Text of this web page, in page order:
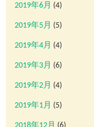
2019年6月 (4)
2019年5月 (5)
2019年4月 (4)
2019年3月 (6)
2019年2月 (4)
2019年1月 (5)